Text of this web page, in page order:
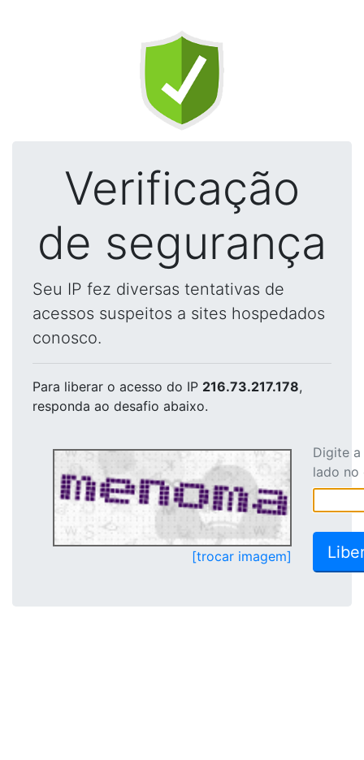
Verificação
de segurança
Seu IP fez diversas tentativas de
acessos suspeitos a sites hospedados
conosco.
Para liberar o acesso do IP 216.73.217.178,
responda ao desafio abaixo.
[trocar imagem]
Digite
lado no